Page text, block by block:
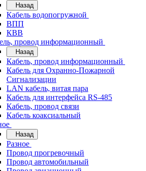
Назад
Кабель водопогружной
ВПП
КВВ
провод информационный
Назад
Кабель, провод информационный
Кабель для Охранно-Пожарной
Сигнализации
LAN кабель, витая пара
Кабель для интерфейса RS-485
Кабель, провод связи
Кабель коаксиальный
Назад
Разное
Провод прогревочный
Провод автомобильный